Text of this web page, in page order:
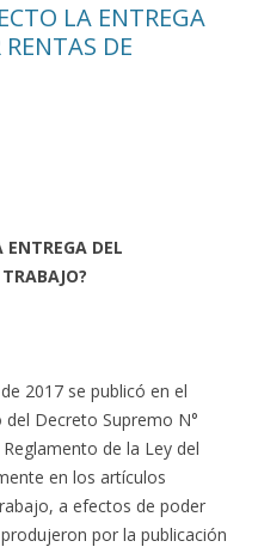
LA ENTREGA
DE
ENTREGA DEL
2017 se publicó en el
Decreto Supremo N°
de la Ley del
en los artículos
a efectos de poder
por la publicación